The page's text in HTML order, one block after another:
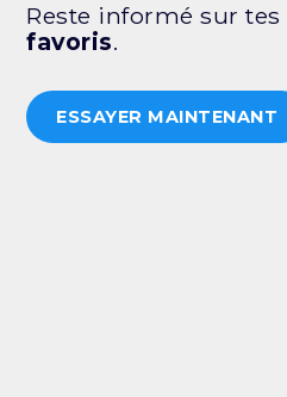
Reste informé sur tes
favoris.
ESSAYER MAINTENANT